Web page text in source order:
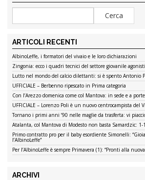
ARTICOLI RECENTI
AlbinoLeffe, i formatori del vivaio e le loro dichiarazioni
Zingonia: ecco i quadri tecnici del settore giovanile
Lutto nel mondo del calcio dilettanti: si è spento Antonio
UFFICIALE – Berbenno ripescato in Prima categoria
Con l’Arezzo domenica come col Mantova: in sede e a
UFFICIALE – Lorenzo Poli è un nuovo centrocampista del
Tornano i primi anni ’90 nelle maglie da trasferta: vi
Atalanta, col Mantova di Modesto non basta Samardzic: 1-1
Primo contratto pro per il baby esordiente Simonelli:
l’AlbinoLeffe”
Per l’AlbinoLeffe è sempre Primavera (1): “Pronti alla
ARCHIVI